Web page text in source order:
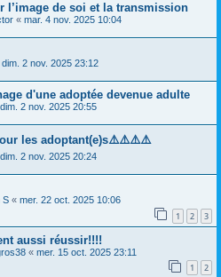
l’image de soi et la transmission
« mar. 4 nov. 2025 10:04
dim. 2 nov. 2025 23:12
d'une adoptée devenue adulte
dim. 2 nov. 2025 20:55
les adoptant(e)s⚠️⚠️⚠️⚠️
dim. 2 nov. 2025 20:24
S « mer. 22 oct. 2025 10:06
1 2 3
aussi réussir!!!!
« mer. 15 oct. 2025 23:11
1 2